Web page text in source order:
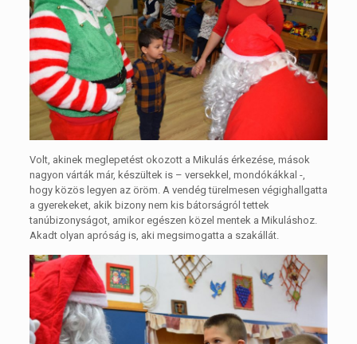
Volt, akinek meglepetést okozott a Mikulás érkezése, mások
nagyon várták már, készültek is – versekkel, mondókákkal -,
hogy közös legyen az öröm. A vendég türelmesen végighallgatta
a gyerekeket, akik bizony nem kis bátorságról tettek
tanúbizonyságot, amikor egészen közel mentek a Mikuláshoz.
Akadt olyan apróság is, aki megsimogatta a szakállát.